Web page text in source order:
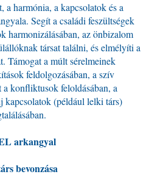
a harmónia, a kapcsolatok és a
Segít a családi feszültségek
harmonizálásában, az önbizalom
társat találni, és elmélyíti a
Támogat a múlt sérelmeinek
feldolgozásában, a szív
a konfliktusok feloldásában, a
kapcsolatok (például lelki társ)
arkangyal
bevonzása